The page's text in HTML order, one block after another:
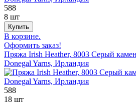
588
8 шт
В корзине.
Оформить заказ!
Пряжа Irish Heather, 8003 Серый
Donegal Yarns, Ирландия
588
18 шт